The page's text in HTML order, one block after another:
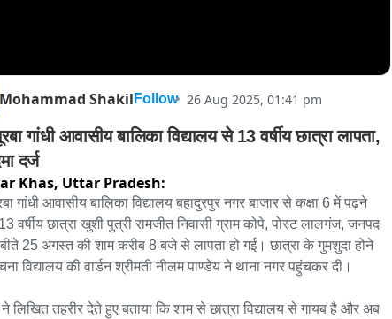
Mohammad Shakil Follow 26 Aug 2025, 01:41 pm
गांधी आवासीय बालिका विद्यालय से 13 वर्षीय छात्रा लापता,
दर्ज
Khas, Uttar Pradesh:
गांधी आवासीय बालिका विद्यालय बहादुरपुर नगर बाजार से कक्षा 6 में पढ़ने
वर्षीय छात्रा खुशी पुत्री रामजीत निवासी ग्राम कोपे, पोस्ट लालगंज, जनपद
25 अगस्त की शाम करीब 8 बजे से लापता हो गई। छात्रा के गुमशुदा होने
विद्यालय की वार्डन श्रीमती नीलम पाण्डेय ने थाना नगर पहुंचकर दी।
ने लिखित तहरीर देते हुए बताया कि शाम से छात्रा विद्यालय से गायब है और अब